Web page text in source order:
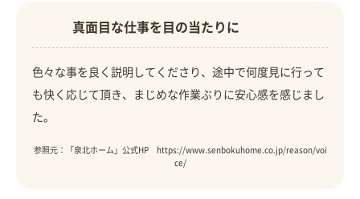
真面目な仕事を目の当たりに
色々な事を良く説明してくださり、途中で何度見に行って
も快く応じて頂き、まじめな作業ぶりに安心感を感じまし
た。
参照元：「泉北ホーム」公式HP https://www.senbokuhome.co.jp/reason/voi
ce/